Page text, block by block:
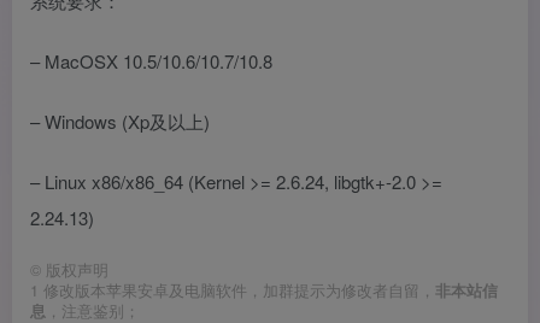
– MacOSX 10.5/10.6/10.7/10.8
– Windows (Xp及以上)
– Linux x86/x86_64 (Kernel >= 2.6.24, libgtk+-2.0 >=
2.24.13)
© 版权声明
1 修改版本苹果安卓及电脑软件，加群提示为修改者自留， 非本站信
息 ，注意鉴别；